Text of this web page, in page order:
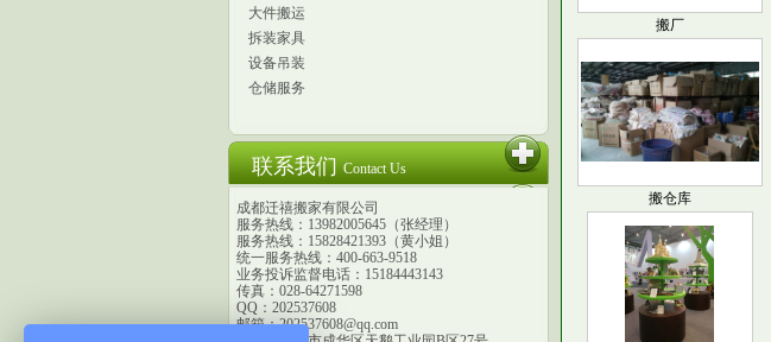
大件搬运
拆装家具
设备吊装
仓储服务
联系我们Contact Us
成都迁禧搬家有限公司
服务热线：13982005645（张经理）
服务热线：15828421393（黄小姐）
统一服务热线：400-663-9518
业务投诉监督电话：15184443143
传真：028-64271598
QQ：202537608
邮箱：202537608@qq.com
搬厂
搬仓库